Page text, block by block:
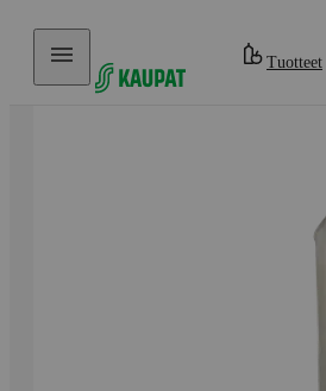
Hyppää sisältöön
Tuotteet